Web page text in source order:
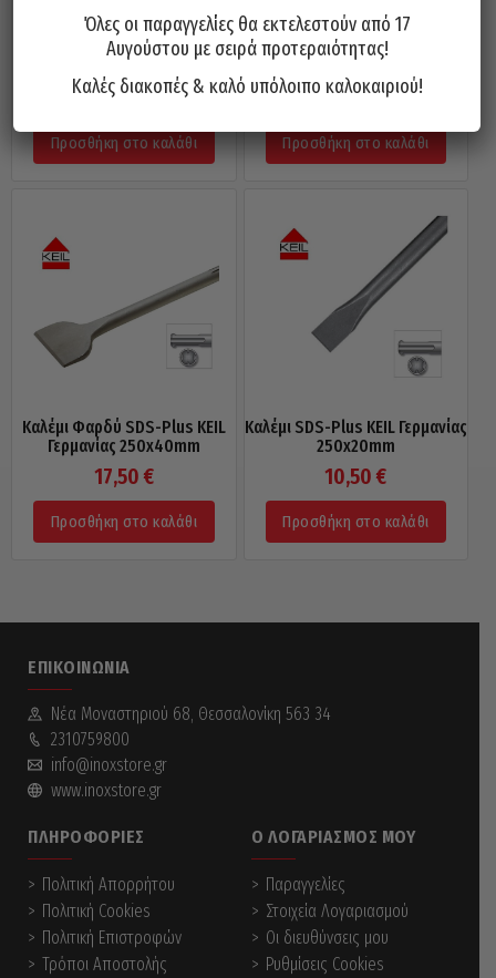
Καλέμι Φαρδύ SDS-Max KEIL
Γερμανίας 300x80mm
37,20€
Προσθήκη στο καλάθι
Καλέμι SDS-Max KEIL Γερμανίας
400x25mm
16,75€
Προσθήκη στο καλάθι
Καλέμι Φαρδύ SDS-Plus KEIL
Γερμανίας 250x40mm
17,50 €
Προσθήκη στο καλάθι
Καλέμι SDS-Plus KEIL Γερμανίας
250x20mm
10,50€
Προσθήκη στο καλάθι
ΕΠΙΚΟΙΝΩΝΊΑ
Νέα Mοναστηριού 68, Θεσσαλονίκη 563 34
2310759800
info@inoxstore.gr
www.inoxstore.gr
ΠΛΗΡΟΦΟΡΊΕΣ
Πολιτική Απορρήτου
Πολιτική Cookies
Πολιτική Επιστροφών
Τρόποι Αποστολής
Ο ΛΟΓΑΡΙΑΣΜΌΣ ΜΟΥ
Παραγγελίες
Στοιχεία Λογαριασμού
Οι διευθύνσεις μου
Ρυθμίσεις Cookies
Όλες οι παραγγελίες θα εκτελεστούν από 17
Αυγούστου με σειρά προτεραιότητας!
Καλές διακοπές & καλό υπόλοιπο καλοκαιριού!